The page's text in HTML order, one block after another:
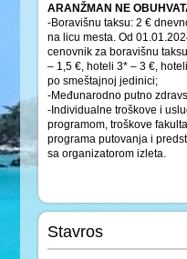
ARANŽMAN NE
-Boravišnu taksu: 2 €
na licu mesta. Od
cenovnik za boravišnu
– 1,5 €, hoteli 3* – 3 €,
po smeštajnoj jedinici;
-Međunarodno putno
-Individualne troškove i
programom, troškove
programa putovanja i
sa organizatorom izleta.
Stavros